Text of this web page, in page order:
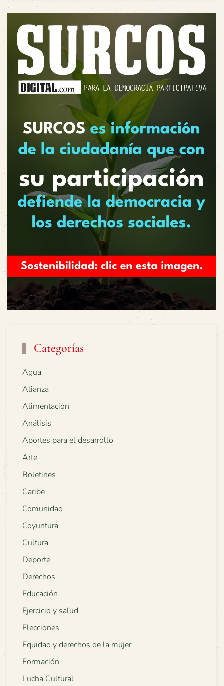
Categorías
Agua
Alianza
Alimentación
Análisis
Aportes para el desarrollo
Arte
Boletines
Caribe
Comunidad
Coyuntura
Cultura
Deporte
Derechos
Educación
Ejercicio y salud
Elecciones
Equidad y derechos de la mujer
Formación
Lucha Cultural